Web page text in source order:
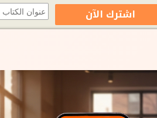
اشترك الآن